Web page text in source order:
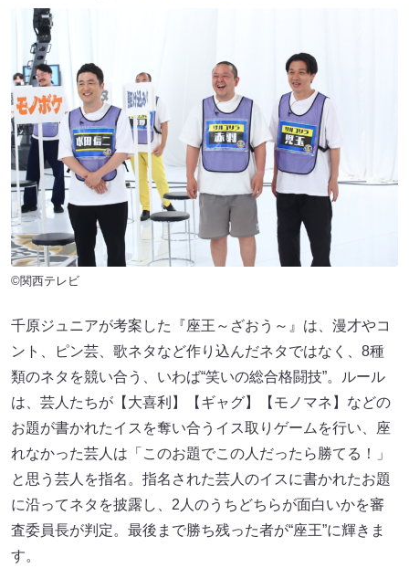
©関西テレビ
千原ジュニアが考案した『座王～ざおう～』は、漫才やコ
ント、ピン芸、歌ネタなど作り込んだネタではなく、8種
類のネタを競い合う、いわば“笑いの総合格闘技”。ルール
は、芸人たちが【大喜利】【ギャグ】【モノマネ】などの
お題が書かれたイスを奪い合うイス取りゲームを行い、座
れなかった芸人は「このお題でこの人だったら勝てる！」
と思う芸人を指名。指名された芸人のイスに書かれたお題
に沿ってネタを披露し、2人のうちどちらが面白いかを審
査委員長が判定。最後まで勝ち残った者が“座王”に輝きま
す。